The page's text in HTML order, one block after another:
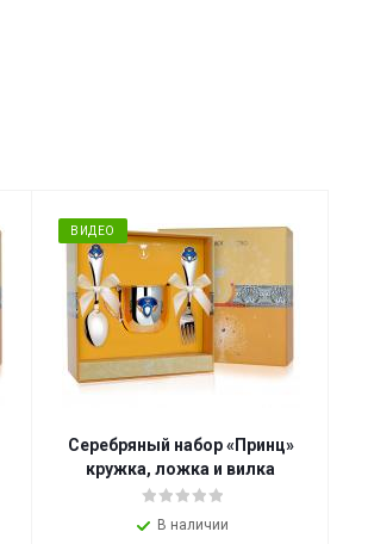
ВИДЕО
Серебряный набор «Принц»
кружка, ложка и вилка
В наличии